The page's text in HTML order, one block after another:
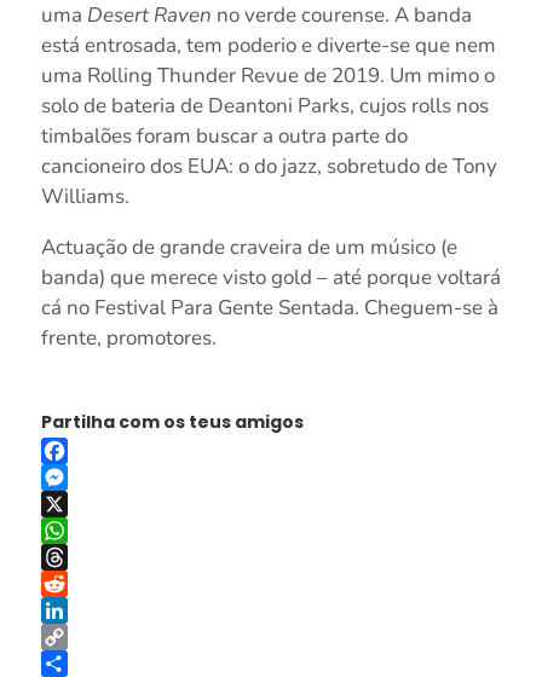
uma Desert Raven no verde courense. A banda
está entrosada, tem poderio e diverte-se que nem
uma Rolling Thunder Revue de 2019. Um mimo o
solo de bateria de Deantoni Parks, cujos rolls nos
timbalões foram buscar a outra parte do
cancioneiro dos EUA: o do jazz, sobretudo de Tony
Williams.
Actuação de grande craveira de um músico (e
banda) que merece visto gold – até porque voltará
cá no Festival Para Gente Sentada. Cheguem-se à
frente, promotores.
Partilha com os teus amigos
Facebook
Messenger
X
WhatsApp
Threads
Reddit
LinkedIn
Copy